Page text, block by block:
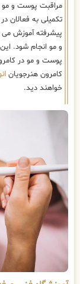
مراقبت پوست و مو
تکمیلی به فعالان
پیشرفته آموزش
و مو انجام شود.
پوست و مو در
کامرون هنرجویان
خواهند دید.